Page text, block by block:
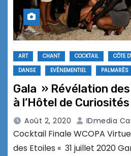
ART CHANT COCKTAIL CÔTE
DANSE
EVÉNEMENTIEL PALMARÈS
Gala » Révélation
à l’Hôtel de Curiosités
Août 2, 2020 IDmedia
Cocktail Finale WCOPA
des Etoiles « 31 juillet 2020